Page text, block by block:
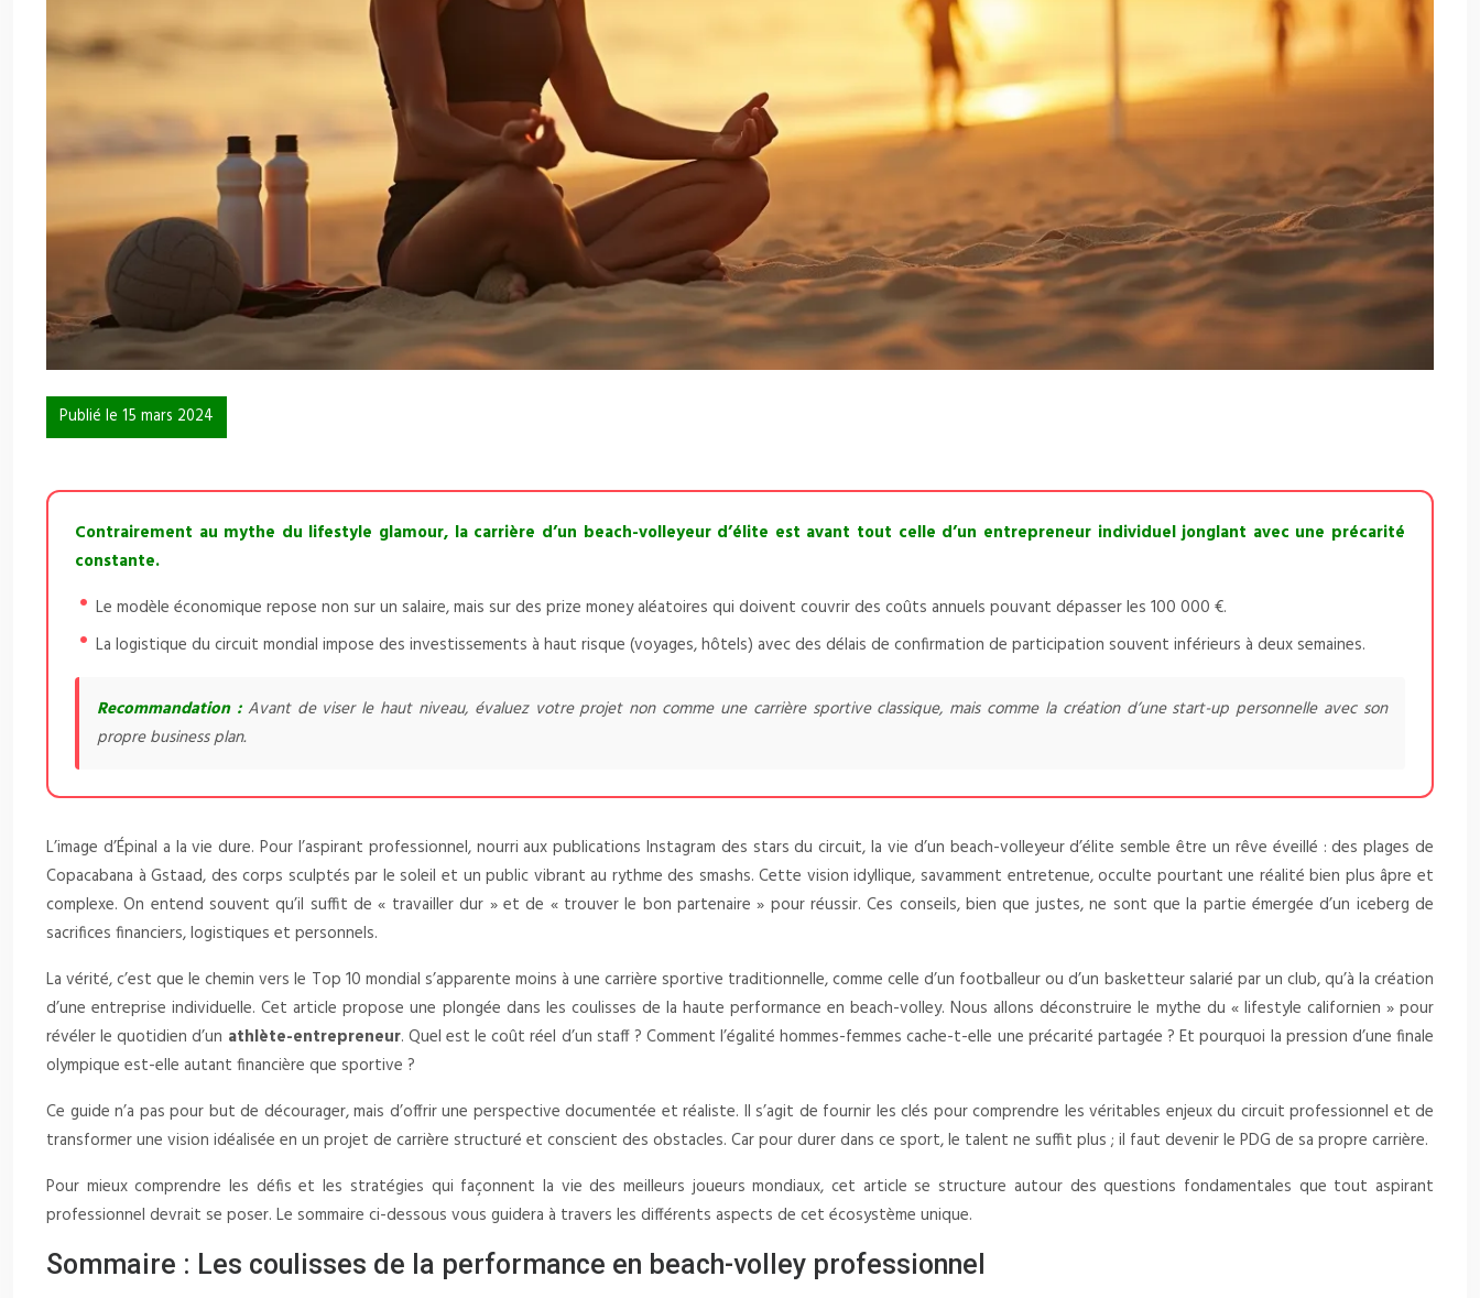
Publié le 15 mars 2024
Contrairement au mythe du lifestyle glamour, la carrière d’un beach-volleyeur d’élite est avant tout celle d’un entrepreneur individuel jonglant avec une précarité
constante.
Le modèle économique repose non sur un salaire, mais sur des prize money aléatoires qui doivent couvrir des coûts annuels pouvant dépasser les 100 000 €.
La logistique du circuit mondial impose des investissements à haut risque (voyages, hôtels) avec des délais de confirmation de participation souvent inférieurs à deux semaines.
Recommandation :Avant de viser le haut niveau, évaluez votre projet non comme une carrière sportive classique, mais comme la création d’une start-up personnelle avec son
propre business plan.
L’image d’Épinal a la vie dure. Pour l’aspirant professionnel, nourri aux publications Instagram des stars du circuit, la vie d’un beach-volleyeur d’élite semble être un rêve éveillé : des plages de
Copacabana à Gstaad, des corps sculptés par le soleil et un public vibrant au rythme des smashs. Cette vision idyllique, savamment entretenue, occulte pourtant une réalité bien plus âpre et
complexe. On entend souvent qu’il suffit de « travailler dur » et de « trouver le bon partenaire » pour réussir. Ces conseils, bien que justes, ne sont que la partie émergée d’un iceberg de
sacrifices financiers, logistiques et personnels.
La vérité, c’est que le chemin vers le Top 10 mondial s’apparente moins à une carrière sportive traditionnelle, comme celle d’un footballeur ou d’un basketteur salarié par un club, qu’à la création
d’une entreprise individuelle. Cet article propose une plongée dans les coulisses de la haute performance en beach-volley. Nous allons déconstruire le mythe du « lifestyle californien » pour
révéler le quotidien d’un athlète-entrepreneur. Quel est le coût réel d’un staff ? Comment l’égalité hommes-femmes cache-t-elle une précarité partagée ? Et pourquoi la pression d’une finale
olympique est-elle autant financière que sportive ?
Ce guide n’a pas pour but de décourager, mais d’offrir une perspective documentée et réaliste. Il s’agit de fournir les clés pour comprendre les véritables enjeux du circuit professionnel et de
transformer une vision idéalisée en un projet de carrière structuré et conscient des obstacles. Car pour durer dans ce sport, le talent ne suffit plus ; il faut devenir le PDG de sa propre carrière.
Pour mieux comprendre les défis et les stratégies qui façonnent la vie des meilleurs joueurs mondiaux, cet article se structure autour des questions fondamentales que tout aspirant
professionnel devrait se poser. Le sommaire ci-dessous vous guidera à travers les différents aspects de cet écosystème unique.
Sommaire : Les coulisses de la performance en beach-volley professionnel